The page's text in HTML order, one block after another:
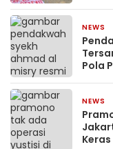
NEWS
Pola
NEWS
Keras